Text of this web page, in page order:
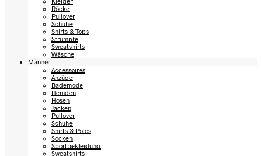
Röcke
Pullover
Schuhe
Shirts & Tops
Strümpfe
Sweatshirts
Wäsche
Männer
Accessoires
Anzüge
Bademode
Hemden
Hosen
Jacken
Pullover
Schuhe
Shirts & Polos
Socken
Sportbekleidung
Sweatshirts